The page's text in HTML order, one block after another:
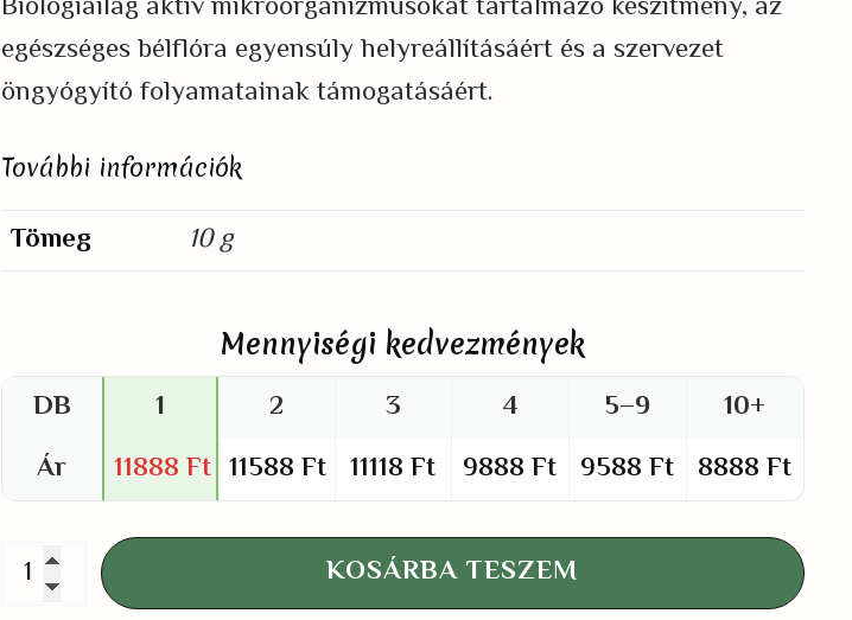
egészséges bélflóra egyensúly helyreállításáért és a szervezet
öngyógyító folyamatainak támogatásáért.
További információk
Tömeg 10 g
Mennyiségi kedvezmények
DB 1 2 3 4 5–9
10+
Ár
11888Ft 11588Ft 11118Ft 9888Ft 9588Ft 8888Ft
Probiotikum
KOSÁRBA TESZEM